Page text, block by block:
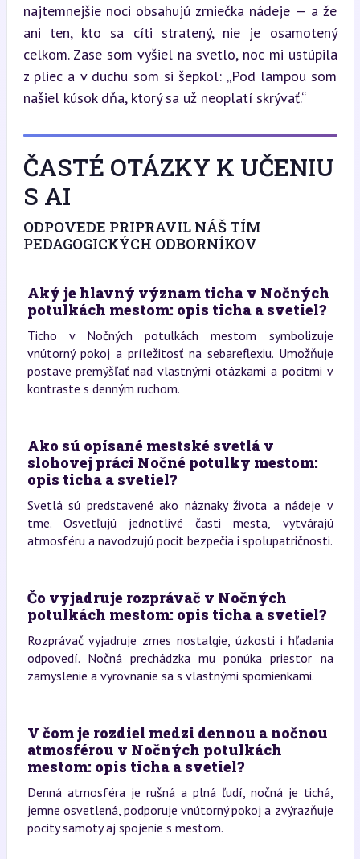
najtemnejšie noci obsahujú zrniečka nádeje — a že
ani ten, kto sa cíti stratený, nie je osamotený
celkom. Zase som vyšiel na svetlo, noc mi ustúpila
z pliec a v duchu som si šepkol: „Pod lampou som
našiel kúsok dňa, ktorý sa už neoplatí skrývať.“
ČASTÉ OTÁZKY K UČENIU
S AI
ODPOVEDE PRIPRAVIL NÁŠ TÍM
PEDAGOGICKÝCH ODBORNÍKOV
Aký je hlavný význam ticha v Nočných
potulkách mestom: opis ticha a svetiel?
Ticho v Nočných potulkách mestom symbolizuje
vnútorný pokoj a príležitosť na sebareflexiu. Umožňuje
postave premýšľať nad vlastnými otázkami a pocitmi v
kontraste s denným ruchom.
Ako sú opísané mestské svetlá v
slohovej práci Nočné potulky mestom:
opis ticha a svetiel?
Svetlá sú predstavené ako náznaky života a nádeje v
tme. Osvetľujú jednotlivé časti mesta, vytvárajú
atmosféru a navodzujú pocit bezpečia i spolupatričnosti.
Čo vyjadruje rozprávač v Nočných
potulkách mestom: opis ticha a svetiel?
Rozprávač vyjadruje zmes nostalgie, úzkosti i hľadania
odpovedí. Nočná prechádzka mu ponúka priestor na
zamyslenie a vyrovnanie sa s vlastnými spomienkami.
V čom je rozdiel medzi dennou a nočnou
atmosférou v Nočných potulkách
mestom: opis ticha a svetiel?
Denná atmosféra je rušná a plná ľudí, nočná je tichá,
jemne osvetlená, podporuje vnútorný pokoj a zvýrazňuje
pocity samoty aj spojenie s mestom.